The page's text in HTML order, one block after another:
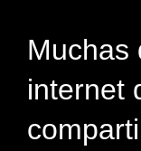
Muchas
internet